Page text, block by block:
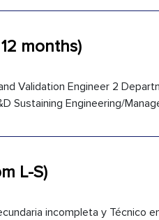
months)
Validation Engineer 2
Sustaining Engineering/
L-S)
incompleta y Técnico